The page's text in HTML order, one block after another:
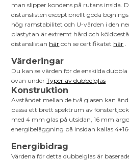
man slipper kondens på rutans insida.
distanslisten exceptionellt goda
hög ramstabilitet och U-värden i den
plastytan är extremt hård och
distanslistan här och se certifikatet här .
Värderingar
Du kan se värden för de enskilda
ovan underTyper av dubbelglas
Konstruktion
Avståndet mellan de två glasen kan
passa ett brett spektrum av
med 4 mm glas på utsidan, 16 mm
energibeläggning på insidan kallas
Energibidrag
Värdena för detta dubbelglas är